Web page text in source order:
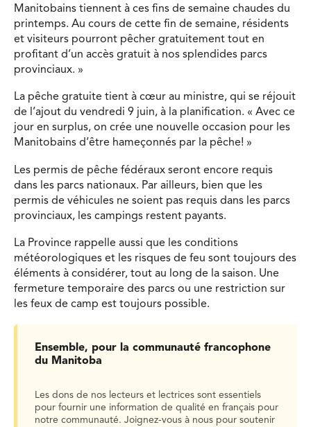
Manitobains tiennent à ces fins de semaine chaudes du
printemps. Au cours de cette fin de semaine, résidents
et visiteurs pourront pêcher gratuitement tout en
profitant d’un accès gratuit à nos splendides parcs
provinciaux. »
La pêche gratuite tient à cœur au ministre, qui se réjouit
de l’ajout du vendredi 9 juin, à la planification. « Avec ce
jour en surplus, on crée une nouvelle occasion pour les
Manitobains d’être hameçonnés par la pêche! »
Les permis de pêche fédéraux seront encore requis
dans les parcs nationaux. Par ailleurs, bien que les
permis de véhicules ne soient pas requis dans les parcs
provinciaux, les campings restent payants.
La Province rappelle aussi que les conditions
météorologiques et les risques de feu sont toujours des
éléments à considérer, tout au long de la saison. Une
fermeture temporaire des parcs ou une restriction sur
les feux de camp est toujours possible.
Ensemble, pour la communauté francophone
du Manitoba
Les dons de nos lecteurs et lectrices sont essentiels
pour fournir une information de qualité en français pour
notre communauté. Joignez-vous à nous pour soutenir